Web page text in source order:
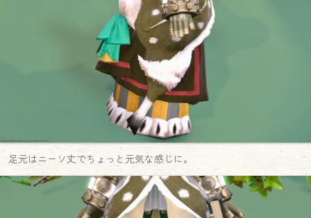
足元はニーソ丈でちょっと元気な感じに。